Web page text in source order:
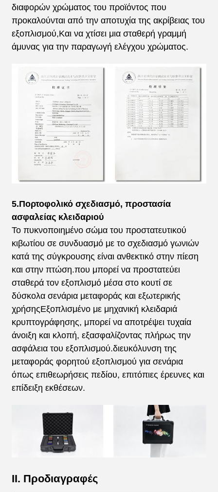
διαφορών χρώματος του προϊόντος που
προκαλούνται από την αποτυχία της ακρίβειας του
εξοπλισμού,Και να χτίσει μια σταθερή γραμμή
άμυνας για την παραγωγή ελέγχου χρώματος.
5.Πορτοφολικό σχεδιασμό, προστασία
ασφαλείας κλειδαριού
Το πυκνοποιημένο σώμα του προστατευτικού
κιβωτίου σε συνδυασμό με το σχεδιασμό γωνιών
κατά της σύγκρουσης είναι ανθεκτικό στην πίεση
και στην πτώση.που μπορεί να προστατεύει
σταθερά τον εξοπλισμό μέσα στο κουτί σε
δύσκολα σενάρια μεταφοράς και εξωτερικής
χρήσηςΕξοπλισμένο με μηχανική κλειδαριά
κρυπτογράφησης, μπορεί να αποτρέψει τυχαία
άνοιξη και κλοπή, εξασφαλίζοντας πλήρως την
ασφάλεια του εξοπλισμού.διευκόλυνση της
μεταφοράς φορητού εξοπλισμού για σενάρια
όπως επιθεωρήσεις πεδίου, επιτόπιες έρευνες και
επίδειξη εκθέσεων.
ΙΙ. Προδιαγραφές